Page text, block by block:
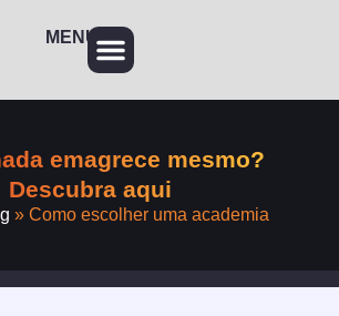
MENU
emagrece mesmo?
Descubra aqui
» Como escolher uma academia